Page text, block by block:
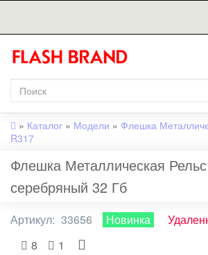
» Каталог » Модели » Флешка
R317
Флешка Металлическая
серебряный 32 Гб
Артикул: 33656 Новинка
8
1